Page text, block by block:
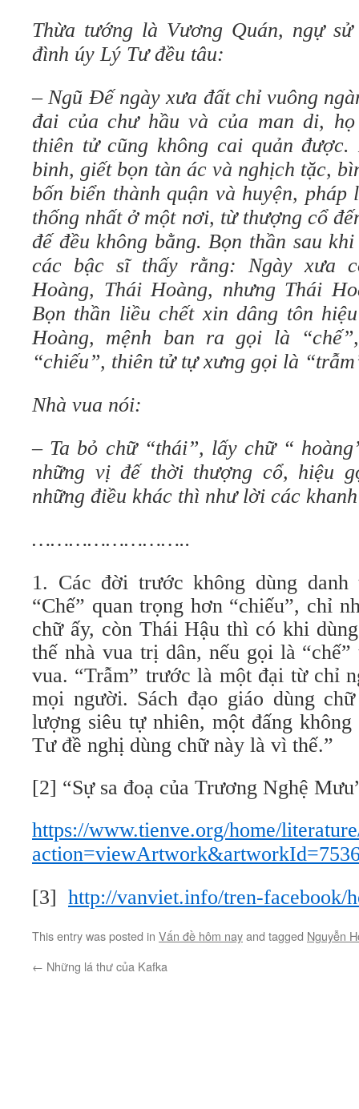
Thừa tướng là Vương Quán, ngự
đình úy Lý Tư đều tâu:
– Ngũ Đế ngày xưa đất chỉ vuông
đai của chư hầu và của man di,
thiên tử cũng không cai quản
binh, giết bọn tàn ác và nghịch tặc,
bốn biển thành quận và huyện, pháp
thống nhất ở một nơi, từ thượng cổ
đế đều không bằng. Bọn thần sau
các bậc sĩ thấy rằng: Ngày xưa
Hoàng, Thái Hoàng, nhưng Thái
Bọn thần liều chết xin dâng tôn
Hoàng, mệnh ban ra gọi là
“chiếu”, thiên tử tự xưng gọi là
Nhà vua nói:
– Ta bỏ chữ “thái”, lấy chữ “
những vị đế thời thượng cổ, hiệu
những điều khác thì như lời các
……………………..
1. Các đời trước không dùng danh
“Chế” quan trọng hơn “chiếu”, chỉ
chữ ấy, còn Thái Hậu thì có khi
thế nhà vua trị dân, nếu gọi là
vua. “Trẫm” trước là một đại từ chỉ
mọi người. Sách đạo giáo dùng
lượng siêu tự nhiên, một đấng
Tư đề nghị dùng chữ này là vì thế.”
[2] “Sự sa đoạ của Trương Nghệ
https://www.tienve.org/home/
[3] http://vanviet.info/tren-facebook/
This entry was posted in Vấn đề hôm nayand tagged Nguyễn
← Những lá thư của Kafka